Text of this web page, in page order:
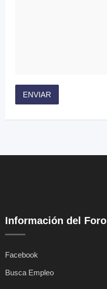
Información del Foro
Facebook
Busca Empleo